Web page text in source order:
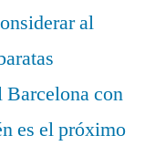
al
con
es el próximo